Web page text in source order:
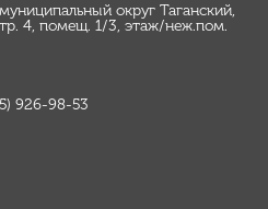
округ Таганский,
4, помещ. 1/3, этаж/неж.пом.
926-98-53